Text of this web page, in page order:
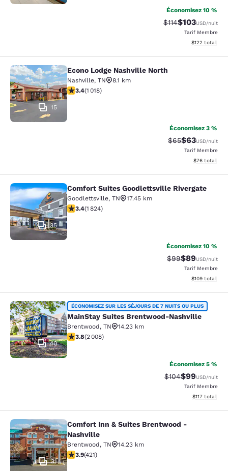
Économisez 10 %
Tarif barré :
$114Tarif réduit :
$103USD/nuit
Tarif Membre
Afficher les
$122 total
Econo Lodge Nashville North
15
Econo Lodge Nashville North
Nashville, TN
8.1 km
3.43 étoiles. Bien. 1018 commentaires
3.4(1 018)
Économisez 3 %
Tarif barré :
$65Tarif réduit :
$63USD/nuit
Tarif Membre
Afficher les
$76 total
Comfort Suites Goodlettsville
35
Comfort Suites Goodlettsville Rivergate
Goodlettsville, TN
17.45 km
3.39 étoiles. Bien. 1824 commentaires
3.4(1 824)
Économisez 10 %
Tarif barré :
$99Tarif réduit :
$89USD/nuit
Tarif Membre
Afficher les
$109 total
MainStay Suites Brentwood-
40
ÉCONOMISEZ SUR LES SÉJOURS DE 7 NUITS OU PLUS
MainStay Suites Brentwood-Nashville
Brentwood, TN
14.23 km
3.77 étoiles. Bien. 2008 commentaires
3.8(2 008)
Économisez 5 %
Tarif barré :
$104Tarif réduit :
$99USD/nuit
Tarif Membre
Afficher les
$117 total
Comfort Inn & Suites Brentwood -
31
Comfort Inn & Suites Brentwood -
Nashville
Brentwood, TN
14.23 km
3.88 étoiles. Bien. 421 commentaires
3.9(421)